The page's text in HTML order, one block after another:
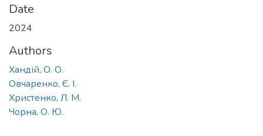
Date
2024
Authors
Хандій, О. О.
Овчаренко, Є. І.
Христенко, Л. М.
Чорна, О. Ю.